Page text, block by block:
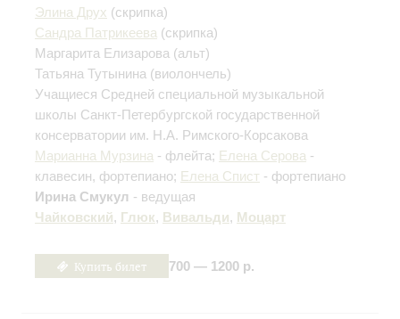
Элина Друх (скрипка)
Сандра Патрикеева (скрипка)
Маргарита Елизарова (альт)
Татьяна Тутынина (виолончель)
Учащиеся Средней специальной музыкальной
школы Санкт-Петербургской государственной
консерватории им. Н.А. Римского-Корсакова
Марианна Мурзина - флейта; Елена Серова -
клавесин, фортепиано; Елена Спист - фортепиано
Ирина Смукул - ведущая
Чайковский, Глюк, Вивальди, Моцарт
Купить билет 700 — 1200 р.